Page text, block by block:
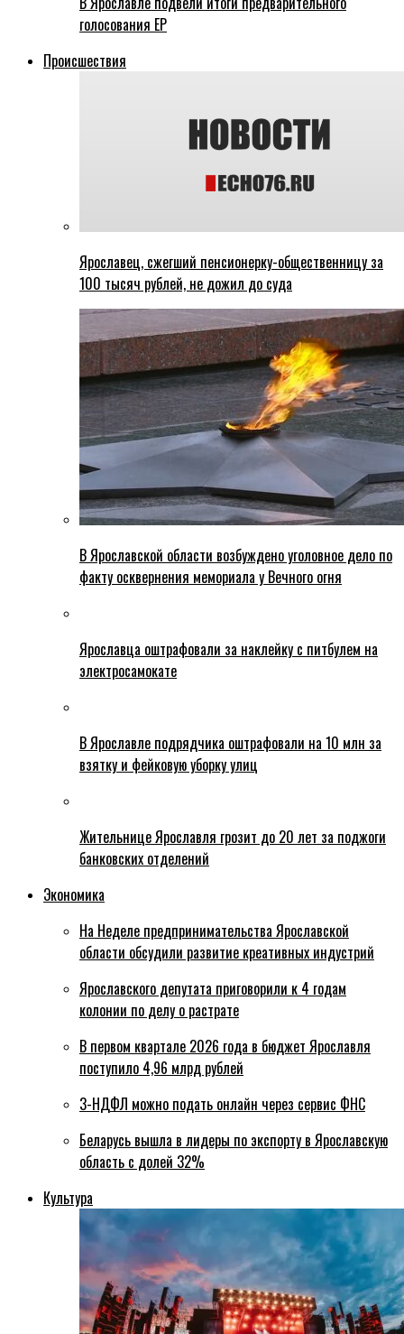
голосования ЕР
Происшествия
Ярославец, сжегший пенсионерку-общественницу за
100 тысяч рублей, не дожил до суда
В Ярославской области возбуждено уголовное дело по
факту осквернения мемориала у Вечного огня
Ярославца оштрафовали за наклейку с питбулем на
электросамокате
В Ярославле подрядчика оштрафовали на 10 млн за
взятку и фейковую уборку улиц
Жительнице Ярославля грозит до 20 лет за поджоги
банковских отделений
Экономика
На Неделе предпринимательства Ярославской
области обсудили развитие креативных индустрий
Ярославского депутата приговорили к 4 годам
колонии по делу о растрате
В первом квартале 2026 года в бюджет Ярославля
поступило 4,96 млрд рублей
3-НДФЛ можно подать онлайн через сервис ФНС
Беларусь вышла в лидеры по экспорту в Ярославскую
область с долей 32%
Культура